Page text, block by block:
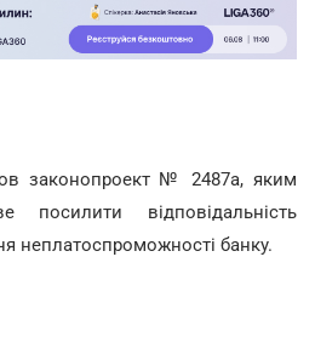
законопроект № 2487а, яким
посилити відповідальність
неплатоспроможності банку.